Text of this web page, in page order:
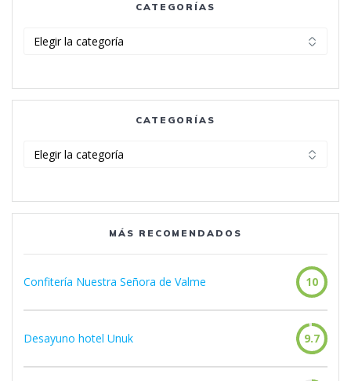
CATEGORÍAS
CATEGORÍAS
MÁS RECOMENDADOS
Confitería Nuestra Señora de Valme 10
Desayuno hotel Unuk 9.7